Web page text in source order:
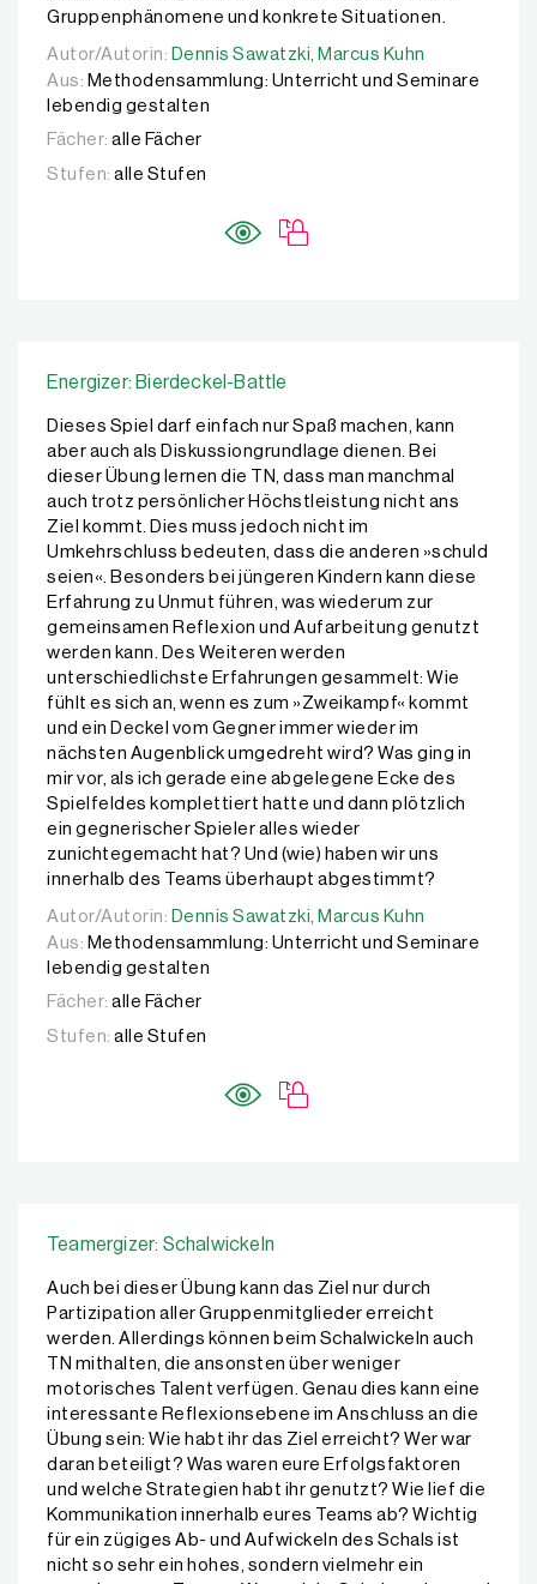
Gruppenphänomene und konkrete Situationen.
Autor/Autorin: Dennis Sawatzki, Marcus Kuhn
Autor/Autorin: Dennis Sawatzki, Marcus Kuhn
Aus: Methodensammlung: Unterricht und Seminare
lebendig gestalten
Fächer: alle Fächer
Stufen: alle Stufen
Energizer: Bierdeckel-Battle
Dieses Spiel darf einfach nur Spaß machen, kann
aber auch als Diskussiongrundlage dienen. Bei
dieser Übung lernen die TN, dass man manchmal
auch trotz persönlicher Höchstleistung nicht ans
Ziel kommt. Dies muss jedoch nicht im
Umkehrschluss bedeuten, dass die anderen »schuld
seien«. Besonders bei jüngeren Kindern kann diese
Erfahrung zu Unmut führen, was wiederum zur
gemeinsamen Reflexion und Aufarbeitung genutzt
werden kann. Des Weiteren werden
unterschiedlichste Erfahrungen gesammelt: Wie
fühlt es sich an, wenn es zum »Zweikampf« kommt
und ein Deckel vom Gegner immer wieder im
nächsten Augenblick umgedreht wird? Was ging in
mir vor, als ich gerade eine abgelegene Ecke des
Spielfeldes komplettiert hatte und dann plötzlich
ein gegnerischer Spieler alles wieder
zunichtegemacht hat? Und (wie) haben wir uns
innerhalb des Teams überhaupt abgestimmt?
Autor/Autorin: Dennis Sawatzki, Marcus Kuhn
Autor/Autorin: Dennis Sawatzki, Marcus Kuhn
Aus: Methodensammlung: Unterricht und Seminare
lebendig gestalten
Fächer: alle Fächer
Stufen: alle Stufen
Teamergizer: Schalwickeln
Auch bei dieser Übung kann das Ziel nur durch
Partizipation aller Gruppenmitglieder erreicht
werden. Allerdings können beim Schalwickeln auch
TN mithalten, die ansonsten über weniger
motorisches Talent verfügen. Genau dies kann eine
interessante Reflexionsebene im Anschluss an die
Übung sein: Wie habt ihr das Ziel erreicht? Wer war
daran beteiligt? Was waren eure Erfolgsfaktoren
und welche Strategien habt ihr genutzt? Wie lief die
Kommunikation innerhalb eures Teams ab? Wichtig
für ein zügiges Ab- und Aufwickeln des Schals ist
nicht so sehr ein hohes, sondern vielmehr ein